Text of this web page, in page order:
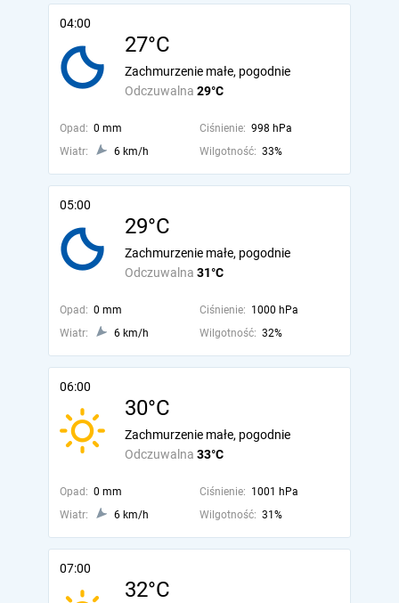
04:00
27°C
Odczuwalna 29°C
Zachmurzenie małe, pogodnie
Opad: 0 mm Ciśnienie: 998 hPa
Wiatr:
6 km/h Wilgotność: 33%
05:00
29°C
Odczuwalna 31°C
Zachmurzenie małe, pogodnie
Opad: 0 mm Ciśnienie: 1000 hPa
Wiatr:
6 km/h Wilgotność: 32%
06:00
30°C
Odczuwalna 33°C
Zachmurzenie małe, pogodnie
Opad: 0 mm Ciśnienie: 1001 hPa
Wiatr:
6 km/h Wilgotność: 31%
07:00
32°C